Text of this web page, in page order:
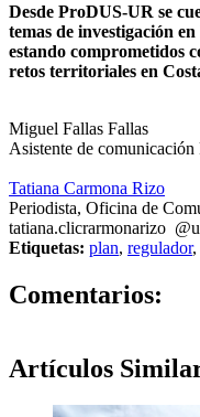
Desde ProDUS-UR se
temas de investigación
estando comprometidos
retos territoriales en
Miguel Fallas Fallas
Asistente de comunicación
Tatiana Carmona Rizo
Periodista, Oficina de
tatiana.clicrarmonarizo
Etiquetas: plan, regulador,
Comentarios:
Artículos